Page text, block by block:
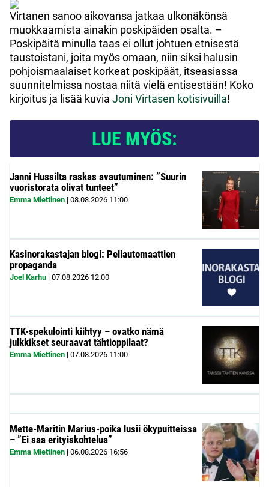
Virtanen sanoo aikovansa jatkaa ulkonäkönsä
muokkaamista ainakin poskipäiden osalta. –
Poskipäitä minulla taas ei ollut johtuen etnisestä
taustoistani, joita myös omaan, niin siksi halusin
pohjoismaalaiset korkeat poskipäät, itseasiassa
suunnitelmissa nostaa niitä vielä entisestään! Koko
kirjoitus ja lisää kuvia Joni Virtasen kotisivuilla!
LUE MYÖS:
Janni Hussilta raskas avautuminen: ”Suurin
vuoristorata olivat tunteet”
Emma Miettinen | 08.08.2026 11:00
Kasinorakastajan blogi: Peliautomaattien
propaganda
Joel Karhu | 07.08.2026 12:00
TTK-spekulointi kiihtyy – ovatko nämä
julkkikset seuraavat tähtioppilaat?
Emma Miettinen | 07.08.2026 11:00
Mette-Maritin Marius-poika lusii ökypuitteissa
– ”Ei saa erityiskohtelua”
Emma Miettinen | 06.08.2026 16:56